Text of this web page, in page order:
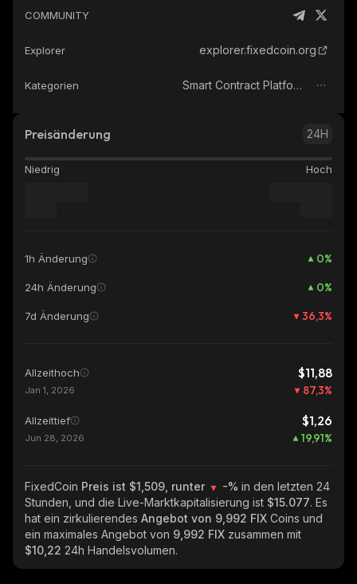
COMMUNITY
Explorer explorer.fixedcoin.org
Kategorien Smart Contract Platform
Preisänderung 24H
Niedrig Hoch
1h Änderung 0%
24h Änderung 0%
7d Änderung 36,3%
Allzeithoch $11,88
Jan 1, 2026 87,3%
Allzeittief $1,26
Jun 28, 2026 19,91%
FixedCoin Preis ist $1,509, runter -% in den letzten 24
Stunden, und die Live-Marktkapitalisierung ist $15.077. Es
hat ein zirkulierendes Angebot von 9,992 FIX Coins und
ein maximales Angebot von 9,992 FIX zusammen mit
$10,22 24h Handelsvolumen.